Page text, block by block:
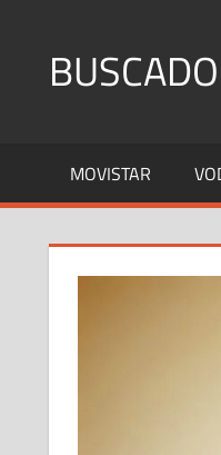
contenido
Fijos
y
MOVISTAR